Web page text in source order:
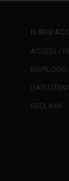
IL MIO
ACCEDI /
RIEPILOGO
DATI
RECLAMI